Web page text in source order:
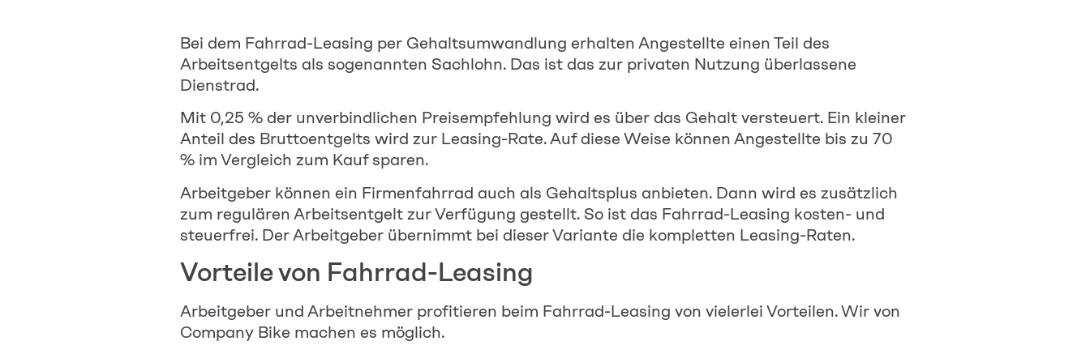
Bei dem Fahrrad-Leasing per Gehaltsumwandlung erhalten Angestellte einen Teil des
Arbeitsentgelts als sogenannten Sachlohn. Das ist das zur privaten Nutzung überlassene
Dienstrad.
Mit 0,25 % der unverbindlichen Preisempfehlung wird es über das Gehalt versteuert. Ein kleiner
Anteil des Bruttoentgelts wird zur Leasing-Rate. Auf diese Weise können Angestellte bis zu 70
% im Vergleich zum Kauf sparen.
Arbeitgeber können ein Firmenfahrrad auch als Gehaltsplus anbieten. Dann wird es zusätzlich
zum regulären Arbeitsentgelt zur Verfügung gestellt. So ist das Fahrrad-Leasing kosten- und
steuerfrei. Der Arbeitgeber übernimmt bei dieser Variante die kompletten Leasing-Raten.
Vorteile von Fahrrad-Leasing
Arbeitgeber und Arbeitnehmer profitieren beim Fahrrad-Leasing von vielerlei Vorteilen. Wir von
Company Bike machen es möglich.